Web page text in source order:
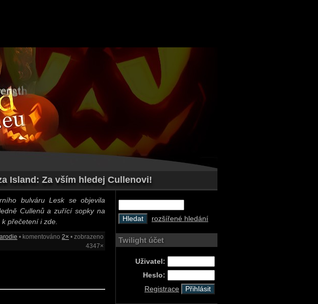
Island: Za vším hledej Cullenovi!
bulváru Lesk se objevila
Cullenů a zuřící sopky na
přečetení i zde.
• komentováno 2× • zobrazeno
4347×
rozšířené hledání
Twilight účet
Uživatel:
Heslo:
Registrace